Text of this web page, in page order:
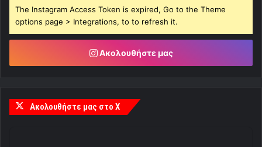
The Instagram Access Token is expired, Go to the Theme
options page > Integrations, to to refresh it.
Ακολουθήστε μας
Ακολουθήστε μας στο X